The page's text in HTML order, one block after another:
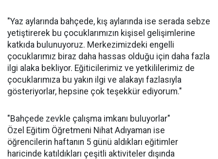
"Yaz aylarında bahçede, kış aylarında ise serada sebze
yetiştirerek bu çocuklarımızın kişisel gelişimlerine
katkıda bulunuyoruz. Merkezimizdeki engelli
çocuklarımız biraz daha hassas olduğu için daha fazla
ilgi alaka bekliyor. Eğiticilerimiz ve yetkililerimiz de
çocuklarımıza bu yakın ilgi ve alakayı fazlasıyla
gösteriyorlar, hepsine çok teşekkür ediyorum."
"Bahçede zevkle çalışma imkanı buluyorlar"
Özel Eğitim Öğretmeni Nihat Adıyaman ise
öğrencilerin haftanın 5 günü aldıkları eğitimler
haricinde katıldıkları çeşitli aktiviteler dışında